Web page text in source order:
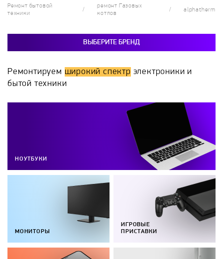
Ремонт бытовой
техники
ремонт Газовых
котлов
alphatherm
ВЫБЕРИТЕ БРЕНД
Ремонтируем широкий спектр электроники и
бытой техники
НОУТБУКИ
МОНИТОРЫ
ИГРОВЫЕ
ПРИСТАВКИ